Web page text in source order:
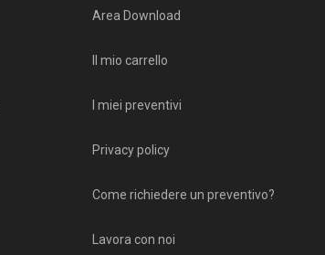
Area Download
Il mio carrello
I miei preventivi
Privacy policy
Come richiedere un preventivo?
Lavora con noi